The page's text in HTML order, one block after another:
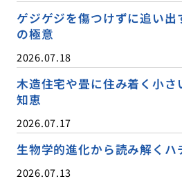
ゲジゲジを傷つけずに追い
の極意
2026.07.18
木造住宅や畳に住み着く小さ
知恵
2026.07.17
生物学的進化から読み解く
2026.07.13